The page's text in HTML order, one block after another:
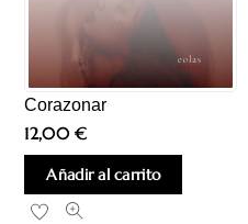
Corazonar
12,00€
Añadir al carrito